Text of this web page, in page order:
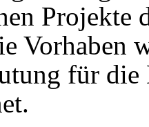
Projekte
Vorhaben
für